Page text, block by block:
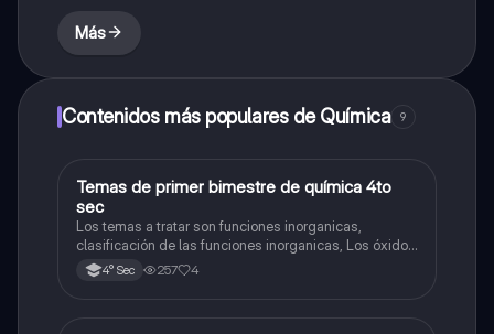
Más
Contenidos más populares de Química 9
Química
Temas de primer bimestre de química 4to
sec
Los temas a tratar son funciones inorganicas,
clasificación de las funciones inorganicas, Los óxidos
y los óxidos ácidos
4° Sec 257 4